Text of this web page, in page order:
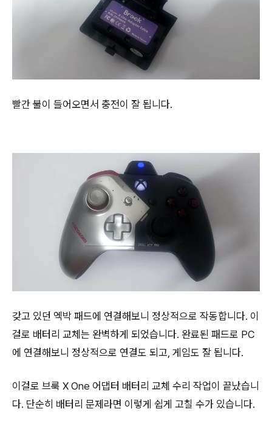
빨간 불이 들어오면서 충전이 잘 됩니다.
갖고 있던 엑박 패드에 연결해보니 정상적으로 작동합니다. 이
걸로 배터리 교체는 완벽하게 되었습니다. 완료된 패드로 PC
에 연결해보니 정상적으로 연결도 되고, 게임도 잘 됩니다.
이걸로 브룩 X One 어댑터 배터리 교체 수리 작업이 끝났습니
다. 단순히 배터리 문제라면 이렇게 쉽게 고칠 수가 있습니다.